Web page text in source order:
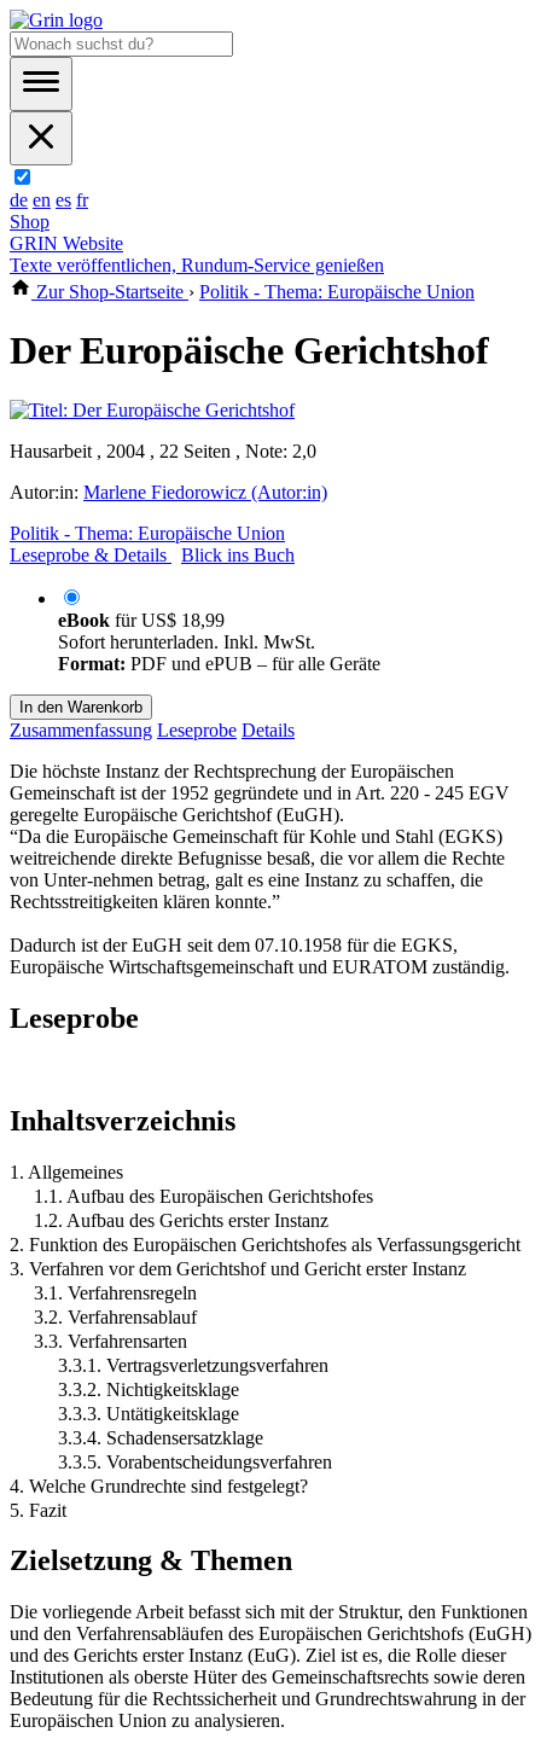
de en es fr
Shop
GRIN Website
Texte veröffentlichen, Rundum-Service genießen
Zur Shop-Startseite › Politik - Thema: Europäische Union
Der Europäische Gerichtshof
Hausarbeit , 2004 , 22 Seiten , Note: 2,0
Autor:in: Marlene Fiedorowicz (Autor:in)
Politik - Thema: Europäische Union
Leseprobe & Details
Blick ins Buch
eBook fürUS$ 18,99
Sofort herunterladen. Inkl. MwSt.
Format: PDF und ePUB – für alle Geräte
In den Warenkorb
Zusammenfassung Leseprobe Details
Die höchste Instanz der Rechtsprechung der Europäischen
Gemeinschaft ist der 1952 gegründete und in Art. 220 - 245 EGV
geregelte Europäische Gerichtshof (EuGH).
“Da die Europäische Gemeinschaft für Kohle und Stahl (EGKS)
weitreichende direkte Befugnisse besaß, die vor allem die Rechte
von Unter-nehmen betrag, galt es eine Instanz zu schaffen, die
Rechtsstreitigkeiten klären konnte.”
Dadurch ist der EuGH seit dem 07.10.1958 für die EGKS,
Europäische Wirtschaftsgemeinschaft und EURATOM zuständig.
Leseprobe
Inhaltsverzeichnis
1. Allgemeines
1.1. Aufbau des Europäischen Gerichtshofes
1.2. Aufbau des Gerichts erster Instanz
2. Funktion des Europäischen Gerichtshofes als Verfassungsgericht
3. Verfahren vor dem Gerichtshof und Gericht erster Instanz
3.1. Verfahrensregeln
3.2. Verfahrensablauf
3.3. Verfahrensarten
3.3.1. Vertragsverletzungsverfahren
3.3.2. Nichtigkeitsklage
3.3.3. Untätigkeitsklage
3.3.4. Schadensersatzklage
3.3.5. Vorabentscheidungsverfahren
4. Welche Grundrechte sind festgelegt?
5. Fazit
Zielsetzung & Themen
Die vorliegende Arbeit befasst sich mit der Struktur, den Funktionen
und den Verfahrensabläufen des Europäischen Gerichtshofs (EuGH)
und des Gerichts erster Instanz (EuG). Ziel ist es, die Rolle dieser
Institutionen als oberste Hüter des Gemeinschaftsrechts sowie deren
Bedeutung für die Rechtssicherheit und Grundrechtswahrung in der
Europäischen Union zu analysieren.